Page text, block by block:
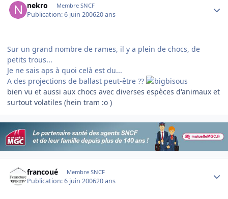
nekro Membre SNCF
Publication:6 juin 200620 ans
Sur un grand nombre de rames, il y a plein de chocs, de
petits trous...
Je ne sais aps à quoi celà est du...
A des projections de ballast peut-être ??
bien vu et aussi aux chocs avec diverses espèces d'animaux et
surtout volatiles (hein tram :o )
francoué Membre SNCF
Publication:6 juin 200620 ans